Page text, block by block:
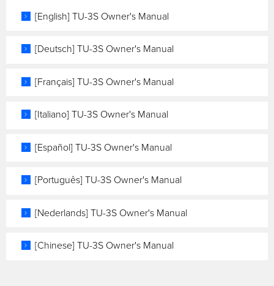
[English] TU-3S Owner's Manual
[Deutsch] TU-3S Owner's Manual
[Français] TU-3S Owner's Manual
[Italiano] TU-3S Owner's Manual
[Español] TU-3S Owner's Manual
[Português] TU-3S Owner's Manual
[Nederlands] TU-3S Owner's Manual
[Chinese] TU-3S Owner's Manual